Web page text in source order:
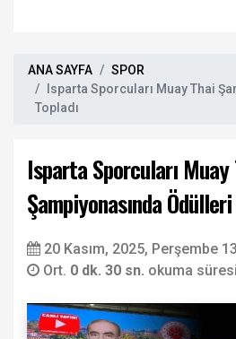
ANA SAYFA
SPOR
Isparta Sporcuları Muay Thai
Topladı
Isparta Sporcuları
Şampiyonasında
20 Kasım, 2025, Perşembe
Ort. 0 dk. 30 sn. okuma süresi